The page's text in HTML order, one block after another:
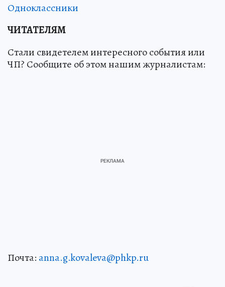
Одноклассники
ЧИТАТЕЛЯМ
Стали свидетелем интересного события или
ЧП? Сообщите об этом нашим журналистам:
Почта: anna.g.kovaleva@phkp.ru